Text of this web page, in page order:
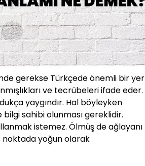
gerekse Türkçede önemli bir yer
ve tecrübeleri ifade eder.
yaygındır. Hal böyleyken
sahibi olunması gereklidir.
istemez. Ölmüş de ağlayanı
noktada yoğun olarak